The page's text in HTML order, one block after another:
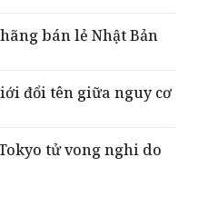
đổi tên giữa nguy cơ
tử vong nghi do